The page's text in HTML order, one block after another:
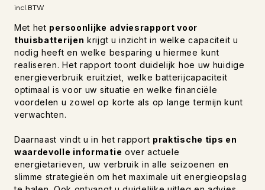
incl.BTW
Met het persoonlijke adviesrapport voor
thuisbatterijen krijgt u inzicht in welke capaciteit u
nodig heeft en welke besparing u hiermee kunt
realiseren. Het rapport toont duidelijk hoe uw huidige
energieverbruik eruitziet, welke batterijcapaciteit
optimaal is voor uw situatie en welke financiële
voordelen u zowel op korte als op lange termijn kunt
verwachten.
Daarnaast vindt u in het rapport praktische tips en
waardevolle informatie over actuele
energietarieven, uw verbruik in alle seizoenen en
slimme strategieën om het maximale uit energieopslag